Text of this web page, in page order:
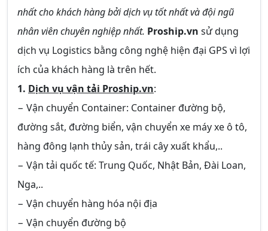
nhất cho khách hàng bởi dịch vụ tốt nhất và đội ngũ
nhân viên chuyên nghiệp nhất. Proship.vn sử dụng
dịch vụ Logistics bằng công nghệ hiện đại GPS vì lợi
ích của khách hàng là trên hết.
1. Dịch vụ vận tải Proship.vn:
− Vận chuyển Container: Container đường bộ,
đường sắt, đường biển, vận chuyển xe máy xe ô tô,
hàng đông lạnh thủy sản, trái cây xuất khẩu,..
− Vận tải quốc tế: Trung Quốc, Nhật Bản, Đài Loan,
Nga,..
− Vận chuyển hàng hóa nội địa
− Vận chuyển đường bộ